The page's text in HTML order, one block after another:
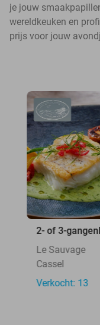
je jouw
wereldkeuken en
prijs voor jouw
2- of 3-
Le Sauvage
Cassel
Verkocht: 13